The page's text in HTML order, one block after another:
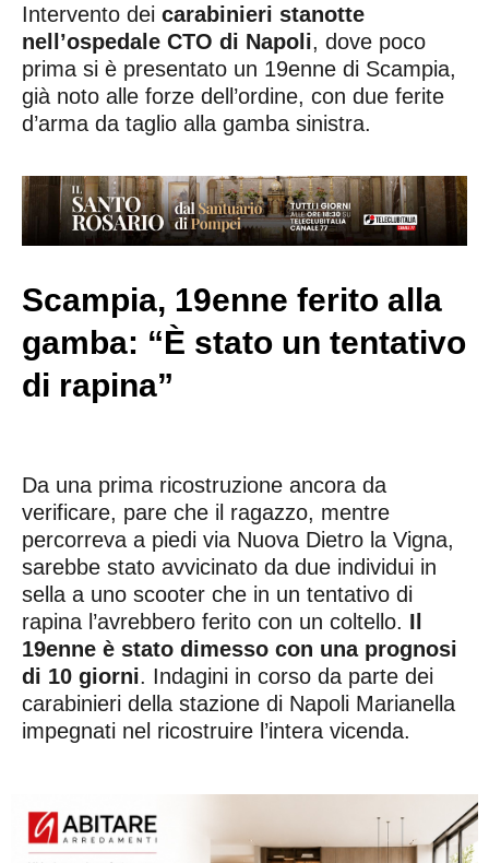
Intervento dei carabinieri stanotte
nell’ospedale CTO di Napoli, dove poco
prima si è presentato un 19enne di Scampia,
già noto alle forze dell’ordine, con due ferite
d’arma da taglio alla gamba sinistra.
Scampia, 19enne ferito alla
gamba: “È stato un tentativo
di rapina”
Da una prima ricostruzione ancora da
verificare, pare che il ragazzo, mentre
percorreva a piedi via Nuova Dietro la Vigna,
sarebbe stato avvicinato da due individui in
sella a uno scooter che in un tentativo di
rapina l’avrebbero ferito con un coltello. Il
19enne è stato dimesso con una prognosi
di 10 giorni. Indagini in corso da parte dei
carabinieri della stazione di Napoli Marianella
impegnati nel ricostruire l’intera vicenda.